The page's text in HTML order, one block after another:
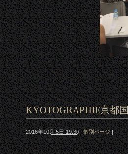
KYOTOGRAPHIE京都
2016年10月 5日 19:30| 個別ページ |